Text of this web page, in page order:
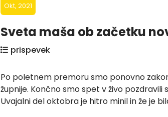
Okt, 2021
Sveta maša ob začetku
prispevek
Po poletnem premoru smo ponovno
župnije. Končno smo spet v živo
Uvajalni del oktobra je hitro minil in že je